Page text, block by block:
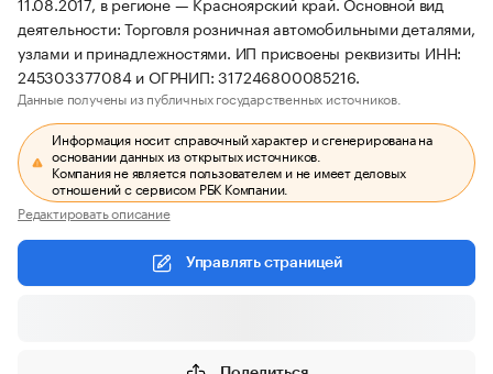
деятельности: Торговля розничная автомобильными деталями,
узлами и принадлежностями. ИП присвоены реквизиты ИНН:
245303377084 и ОГРНИП: 317246800085216.
Данные получены из публичных государственных источников.
Информация носит справочный характер и сгенерирована на
основании данных из открытых источников.
Компания не является пользователем и не имеет деловых
отношений с сервисом РБК Компании.
Редактировать описание
Управлять страницей